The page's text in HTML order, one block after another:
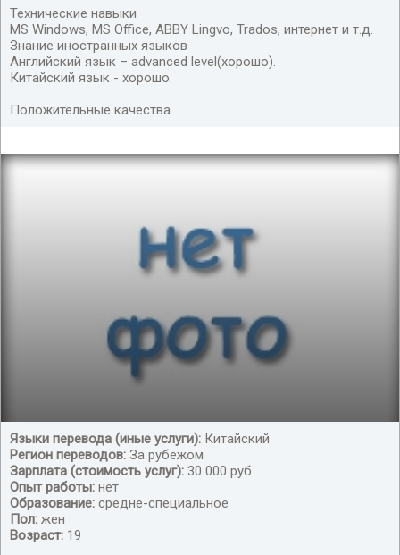
Технические навыки
MS Windows, MS Office, ABBY Lingvo, Trados, интернет и т.д.
Знание иностранных языков
Английский язык – advanced level(хорошо).
Китайский язык - хорошо.
Положительные качества
Селенцова Вероника Алексеевна
Языки перевода (иные услуги): Китайский
Регион переводов: За рубежом
Зарплата (стоимость услуг): 30 000 руб
Опыт работы: нет
Образование: средне-специальное
Пол: жен
Возраст: 19